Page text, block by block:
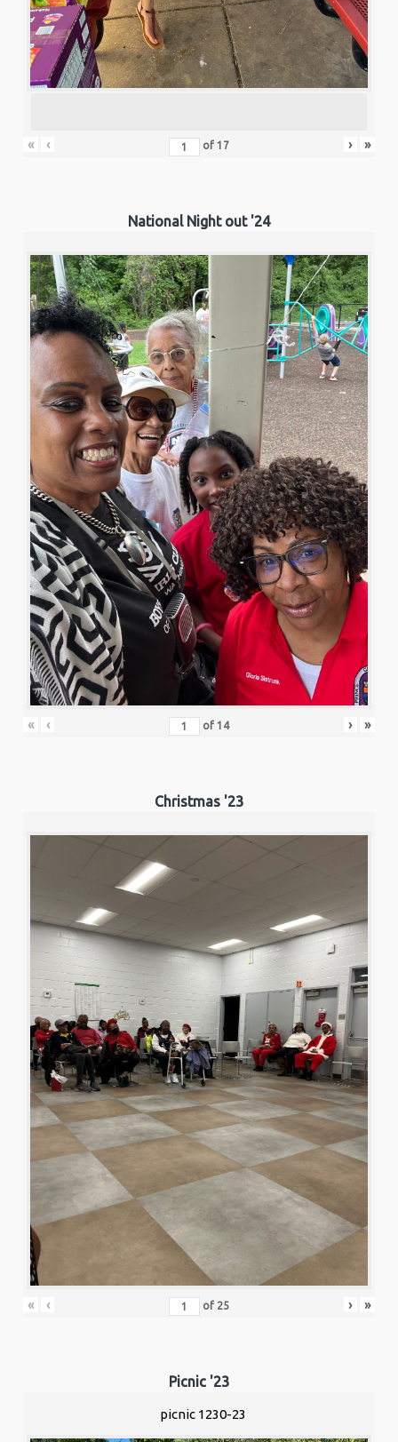
« ‹ of 17 › »
National Night out '24
« ‹ of 14 › »
Christmas '23
« ‹ of 25 › »
Picnic '23
picnic 1230-23